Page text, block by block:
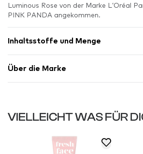
Luminous Rose von der Marke L’Oréal
PINK PANDA angekommen.
Inhaltsstoffe und Menge
Über die Marke
VIELLEICHT WAS FÜR